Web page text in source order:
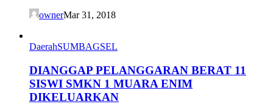
ownerMar 31, 2018
DaerahSUMBAGSEL
DIANGGAP PELANGGARAN BERAT 11
SISWI SMKN 1 MUARA ENIM
DIKELUARKAN